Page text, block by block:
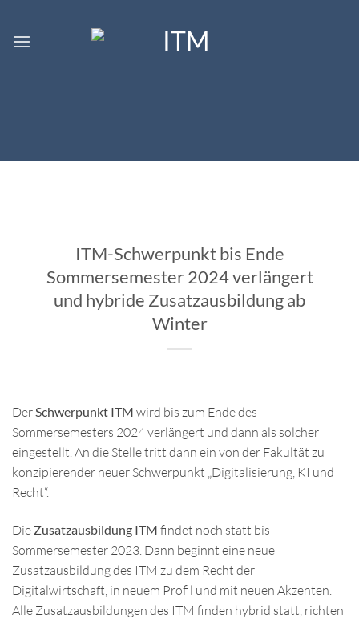
springen
ITM-Schwerpunkt bis Ende
Sommersemester 2024 verlängert
und hybride Zusatzausbildung ab
Winter
DerSchwerpunkt ITM wird bis zum Ende des
Sommersemesters 2024 verlängert und dann als solcher
eingestellt. An die Stelle tritt dann ein von der Fakultät zu
konzipierender neuer Schwerpunkt „Digitalisierung, KI und
Recht“.
Die Zusatzausbildung ITM findet noch statt bis
Sommersemester 2023. Dann beginnt eine neue
Zusatzausbildung des ITM zu dem Recht der
Digitalwirtschaft, in neuem Profil und mit neuen Akzenten.
Alle Zusatzausbildungen des ITM finden hybrid statt, richten